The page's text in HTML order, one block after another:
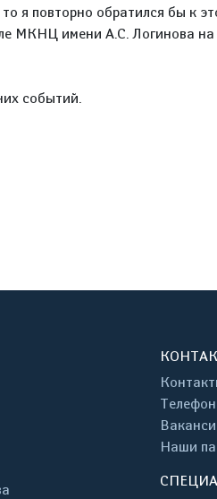
я повторно обратился бы к
МКНЦ имени А.С. Логинова
событий.
Наши